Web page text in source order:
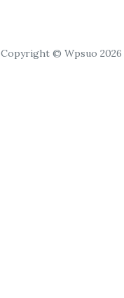
Copyright © Wpsuo 2026